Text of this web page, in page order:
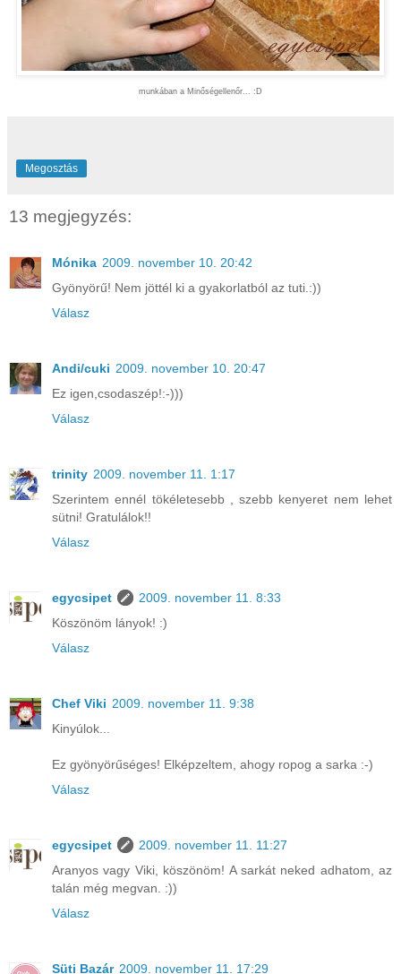
munkában a Minőségellenőr... :D
Megosztás
13 megjegyzés:
Mónika 2009. november 10. 20:42
Gyönyörű! Nem jöttél ki a gyakorlatból az tuti.:))
Válasz
Andi/cuki 2009. november 10. 20:47
Ez igen,csodaszép!:-)))
Válasz
trinity 2009. november 11. 1:17
Szerintem ennél tökéletesebb , szebb kenyeret nem lehet
sütni! Gratulálok!!
Válasz
egycsipet
2009. november 11. 8:33
Köszönöm lányok! :)
Válasz
Chef Viki 2009. november 11. 9:38
Kinyúlok...
Ez gyönyörűséges! Elképzeltem, ahogy ropog a sarka :-)
Válasz
egycsipet
2009. november 11. 11:27
Aranyos vagy Viki, köszönöm! A sarkát neked adhatom, az
talán még megvan. :))
Válasz
Süti Bazár 2009. november 11. 17:29